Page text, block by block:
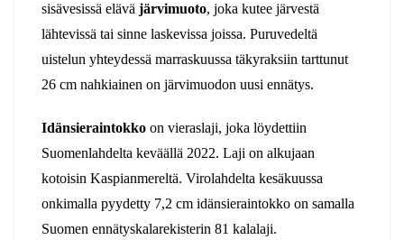
sisävesissä elävä järvimuoto, joka kutee järvestä
lähtevissä tai sinne laskevissa joissa. Puruvedeltä
uistelun yhteydessä marraskuussa täkyraksiin tarttunut
26 cm nahkiainen on järvimuodon uusi ennätys.
Idänsieraintokko on vieraslaji, joka löydettiin
Suomenlahdelta keväällä 2022. Laji on alkujaan
kotoisin Kaspianmereltä. Virolahdelta kesäkuussa
onkimalla pyydetty 7,2 cm idänsieraintokko on samalla
Suomen ennätyskalarekisterin 81 kalalaji.